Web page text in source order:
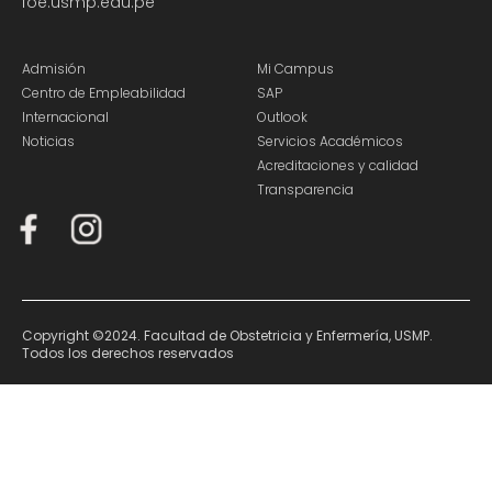
Admisión
Centro de Empleabilidad
Internacional
Noticias
Mi Campus
SAP
Outlook
Servicios Académicos
Acreditaciones y calidad
Transparencia
Copyright ©2024. Facultad de Obstetricia y Enfermería, USMP.
Todos los derechos reservados